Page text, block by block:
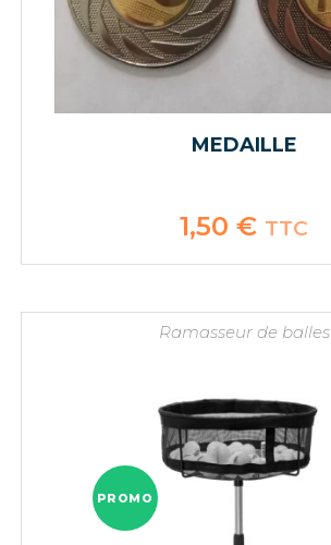
MEDAILLE
1,50 € TTC
Ramasseur de balles
PROMO